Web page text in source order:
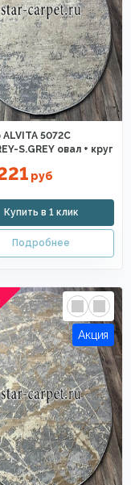
5072C
S.GREY овал + круг
руб